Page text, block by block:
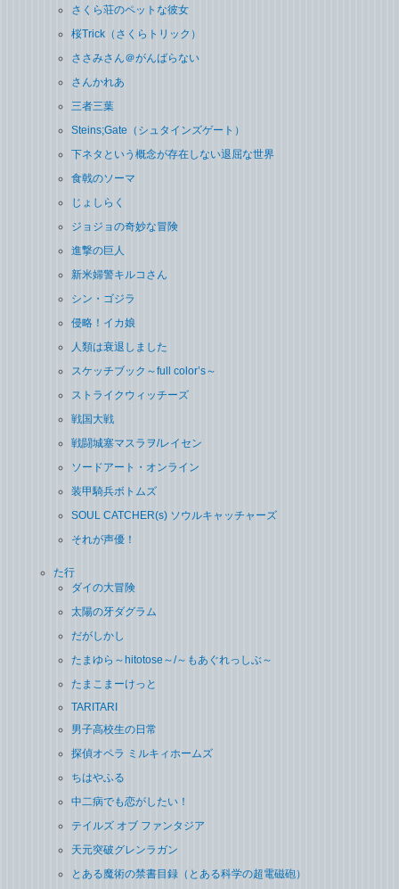
さくら荘のペットな彼女
桜Trick（さくらトリック）
ささみさん＠がんばらない
さんかれあ
三者三葉
Steins;Gate（シュタインズゲート）
下ネタという概念が存在しない退屈な世界
食戟のソーマ
じょしらく
ジョジョの奇妙な冒険
進撃の巨人
新米婦警キルコさん
シン・ゴジラ
侵略！イカ娘
人類は衰退しました
スケッチブック～full color’s～
ストライクウィッチーズ
戦国大戦
戦闘城塞マスラヲ/レイセン
ソードアート・オンライン
装甲騎兵ボトムズ
SOUL CATCHER(s) ソウルキャッチャーズ
それが声優！
た行
ダイの大冒険
太陽の牙ダグラム
だがしかし
たまゆら～hitotose～/～もあぐれっしぶ～
たまこまーけっと
TARITARI
男子高校生の日常
探偵オペラ ミルキィホームズ
ちはやふる
中二病でも恋がしたい！
テイルズ オブ ファンタジア
天元突破グレンラガン
とある魔術の禁書目録（とある科学の超電磁砲）